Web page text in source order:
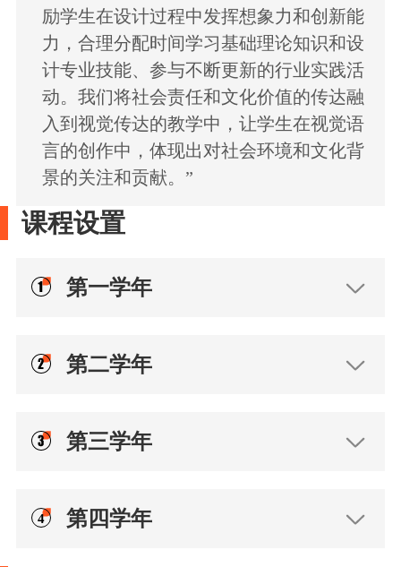
励学生在设计过程中发挥想象力和创新能
力，合理分配时间学习基础理论知识和设
计专业技能、参与不断更新的行业实践活
动。我们将社会责任和文化价值的传达融
入到视觉传达的教学中，让学生在视觉语
言的创作中，体现出对社会环境和文化背
景的关注和贡献。”
课程设置
第一学年
第二学年
第三学年
第四学年